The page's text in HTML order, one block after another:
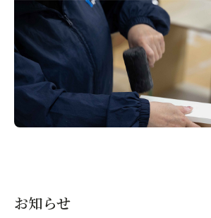
お知らせ